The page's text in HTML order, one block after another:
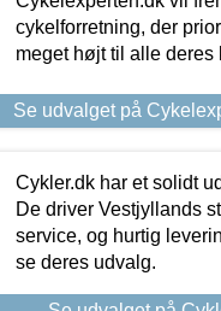
cykelforretning, der
meget højt til alle deres
Se udvalget på
Cykler.dk har et solidt
De driver Vestjyllands
service, og hurtig
se deres udvalg.